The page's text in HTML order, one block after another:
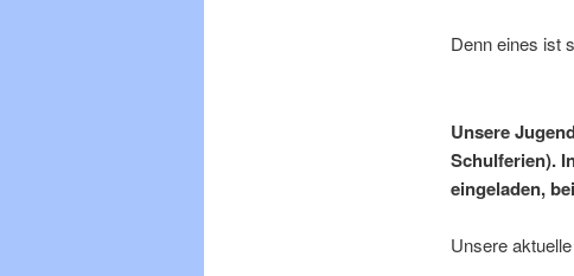
Denn eines ist
Unsere
Schulferien).
eingeladen,
Unsere